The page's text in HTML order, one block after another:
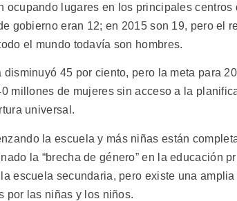
ocupando lugares en los principales
gobierno eran 12; en 2015 son 19, pero el
el mundo todavía son hombres.
disminuyó 45 por ciento, pero la meta para
millones de mujeres sin acceso a la
universal.
la escuela y más niñas están
la “brecha de género” en la educación
escuela secundaria, pero existe una
por las niñas y los niños.